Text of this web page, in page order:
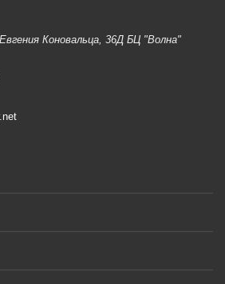
Коновальца, 36Д БЦ "Волна"